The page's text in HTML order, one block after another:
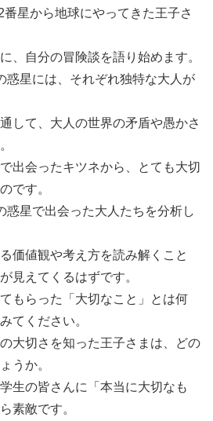
星から地球にやってきた王子さ
、自分の冒険談を語り始めます。
惑星には、それぞれ独特な大人が
して、大人の世界の矛盾や愚かさ
出会ったキツネから、とても大切
です。
惑星で出会った大人たちを分析し
価値観や考え方を読み解くこと
見えてくるはずです。
もらった「大切なこと」とは何
てください。
大切さを知った王子さまは、どの
うか。
生の皆さんに「本当に大切なも
素敵です。